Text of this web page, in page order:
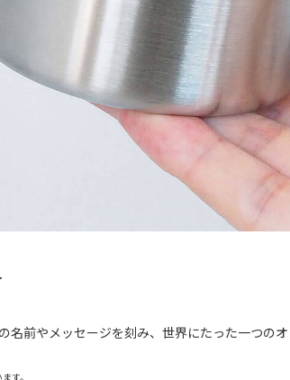
名前やメッセージを刻み、世界にたった一つの
す。